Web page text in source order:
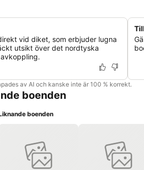
vid diket, som erbjuder lugna
utsikt över det nordtyska
av AI och kanske inte är 100 % korrekt.
boenden
boenden